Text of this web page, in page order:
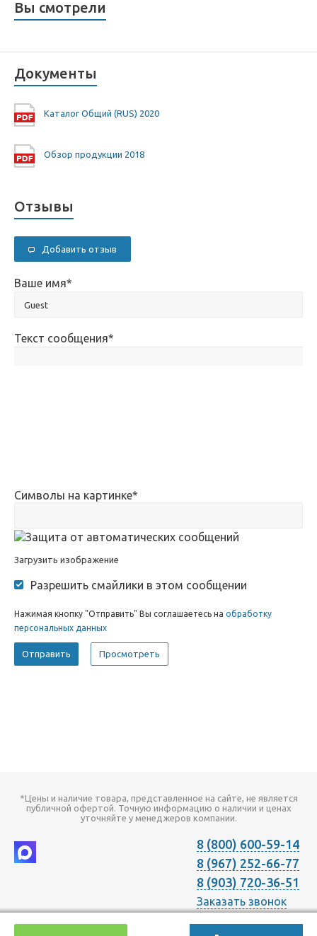
Вы смотрели
Документы
Каталог Общий (RUS) 2020
Обзор продукции 2018
Отзывы
Добавить отзыв
Ваше имя*
Текст сообщения*
Символы на картинке*
Загрузить изображение
Разрешить смайлики в этом сообщении
Нажимая кнопку "Отправить" Вы соглашаетесь на обработку
персональных данных
*Цены и наличие товара, представленное на сайте, не является
публичной офертой. Точную информацию о наличии и ценах
уточняйте у менеджеров компании.
8 (800) 600-59-14
8 (967) 252-66-77
8 (903) 720-36-51
Заказать звонок
2026 © Компания "Онлайн Климат" продажа оборудования для